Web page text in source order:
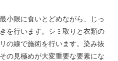
小限に食いとどめながら、じっ
を行います。シミ取りと衣類の
の線で施術を行います。染み抜
の見極めが大変重要な要素にな